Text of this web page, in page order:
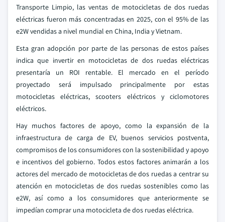
Transporte Limpio, las ventas de motocicletas de dos ruedas
eléctricas fueron más concentradas en 2025, con el 95% de las
e2W vendidas a nivel mundial en China, India y Vietnam.
Esta gran adopción por parte de las personas de estos países
indica que invertir en motocicletas de dos ruedas eléctricas
presentaría un ROI rentable. El mercado en el período
proyectado será impulsado principalmente por estas
motocicletas eléctricas, scooters eléctricos y ciclomotores
eléctricos.
Hay muchos factores de apoyo, como la expansión de la
infraestructura de carga de EV, buenos servicios postventa,
compromisos de los consumidores con la sostenibilidad y apoyo
e incentivos del gobierno. Todos estos factores animarán a los
actores del mercado de motocicletas de dos ruedas a centrar su
atención en motocicletas de dos ruedas sostenibles como las
e2W, así como a los consumidores que anteriormente se
impedían comprar una motocicleta de dos ruedas eléctrica.